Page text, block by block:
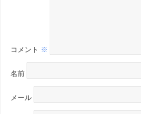
コメント ※
名前
メール